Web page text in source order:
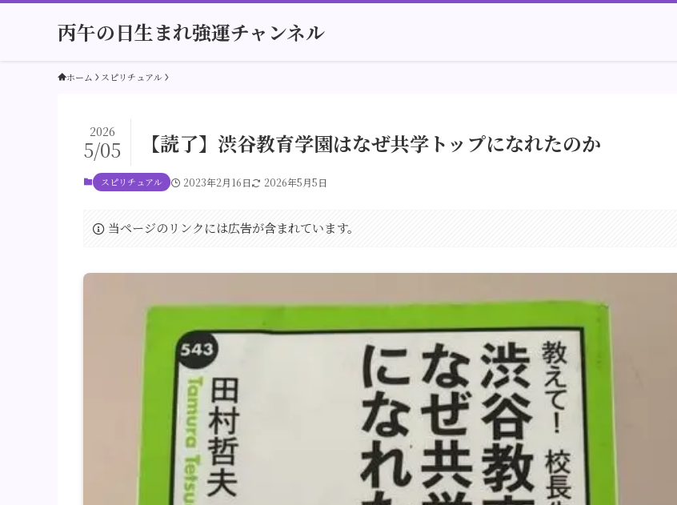
丙午の日生まれ強運チャンネル
ホーム スピリチュアル
【読了】渋谷教育学園はなぜ共学トップになれたのか
2026
5/05
スピリチュアル 2023年2月16日 2026年5月5日
当ページのリンクには広告が含まれています。